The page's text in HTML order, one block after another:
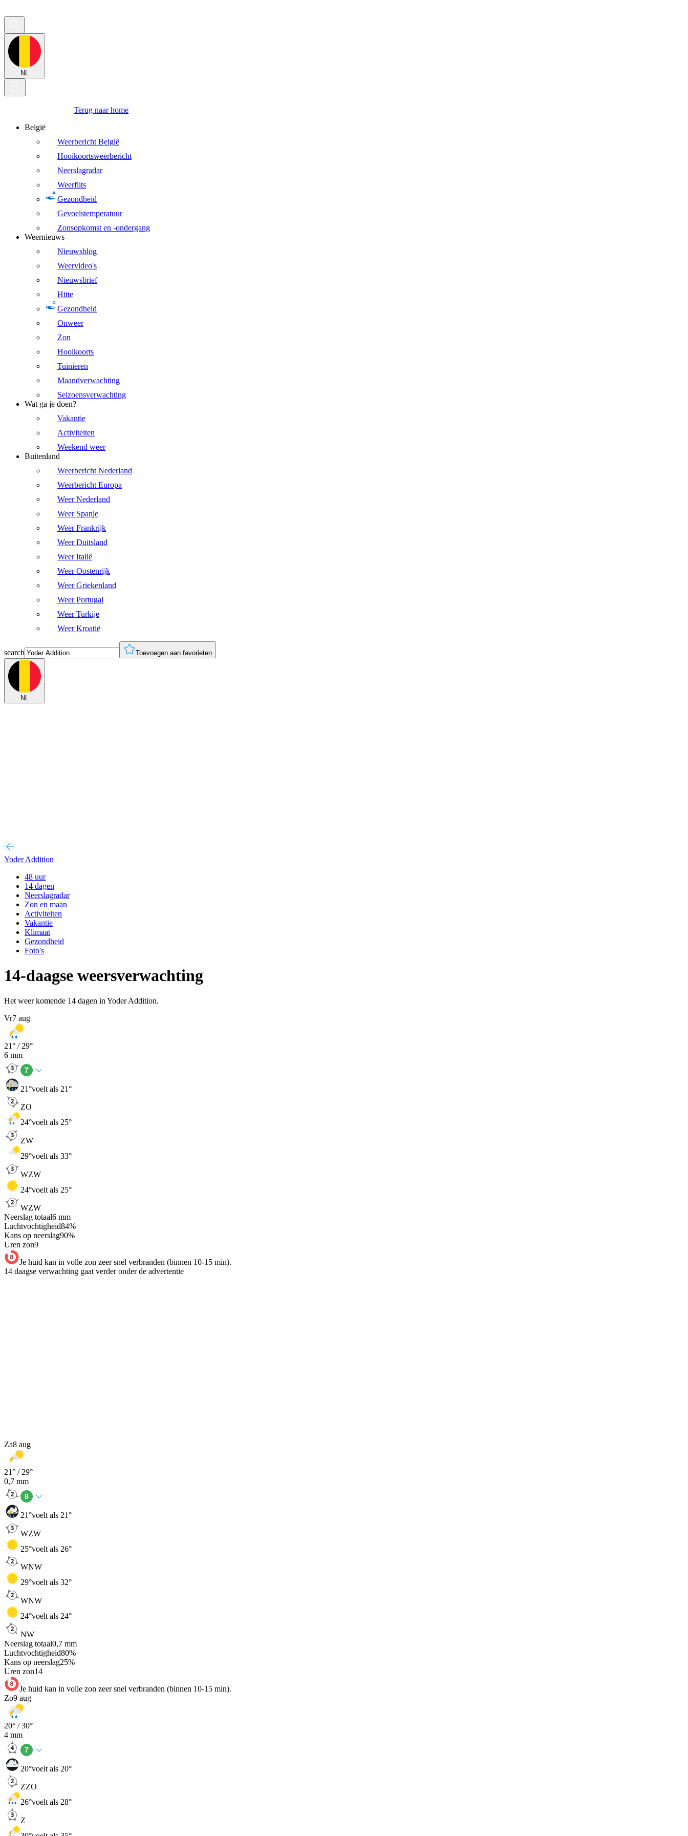
NL
Terug naar home
België
Weerbericht België
Hooikoortsweerbericht
Neerslagradar
Weerflits
Gezondheid
Gevoelstemperatuur
Zonsopkomst en -ondergang
Weernieuws
Nieuwsblog
Weervideo's
Nieuwsbrief
Hitte
Gezondheid
Onweer
Zon
Hooikoorts
Tuinieren
Maandverwachting
Seizoensverwachting
Wat ga je doen?
Vakantie
Activiteiten
Weekend weer
Buitenland
Weerbericht Nederland
Weerbericht Europa
Weer Nederland
Weer Spanje
Weer Frankrijk
Weer Duitsland
Weer Italië
Weer Oostenrijk
Weer Griekenland
Weer Portugal
Weer Turkije
Weer Kroatië
search Toevoegen aan favorieten
NL
Yoder Addition
48 uur
14 dagen
Neerslagradar
Zon en maan
Activiteiten
Vakantie
Klimaat
Gezondheid
Foto's
14-daagse weersverwachting
Het weer komende 14 dagen in Yoder Addition.
Vr7 aug
21° / 29°
6 mm
21°voelt als 21°
ZO
24°voelt als 25°
ZW
29°voelt als 33°
WZW
24°voelt als 25°
WZW
Neerslag totaal6 mm
Luchtvochtigheid84%
Kans op neerslag90%
Uren zon9
Je huid kan in volle zon zeer snel verbranden (binnen 10-15 min).
14 daagse verwachting gaat verder onder de advertentie
Za8 aug
21° / 29°
0,7 mm
21°voelt als 21°
WZW
25°voelt als 26°
WNW
29°voelt als 32°
WNW
24°voelt als 24°
NW
Neerslag totaal0,7 mm
Luchtvochtigheid80%
Kans op neerslag25%
Uren zon14
Je huid kan in volle zon zeer snel verbranden (binnen 10-15 min).
Zo9 aug
20° /30°
4 mm
20°voelt als 20°
ZZO
26°voelt als 28°
Z